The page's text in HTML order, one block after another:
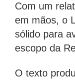
Com um
em mãos, o
sólido para
escopo da
O texto